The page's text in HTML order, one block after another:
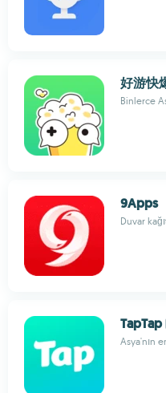
好游快
Binlerce
9Apps
Duvar
TapTap
Asya'nın